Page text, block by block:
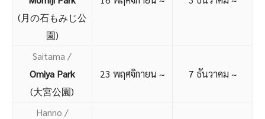
(月の石もみじ公
園)
Saitama /
Omiya Park
(大宮公園)
23 พฤศจิกายน ~ 7 ธันวาคม ~
Hanno /